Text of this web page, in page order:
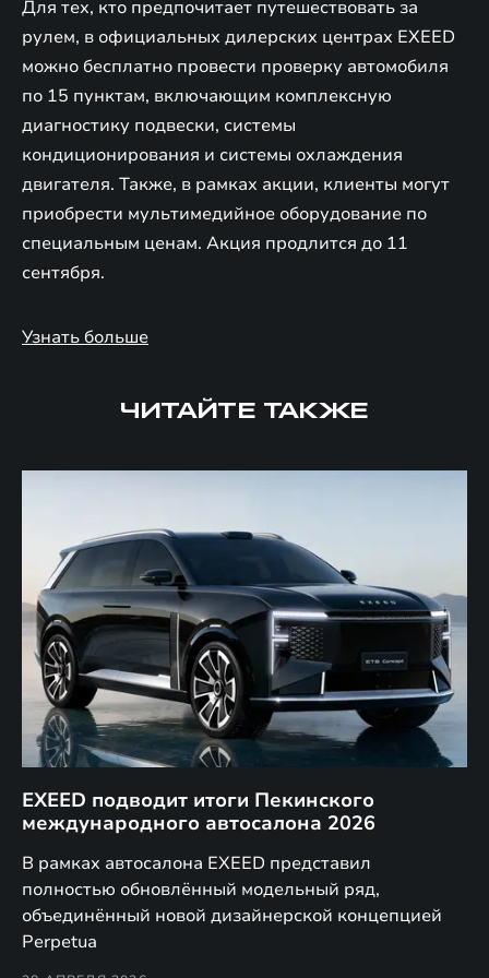
Для тех, кто предпочитает путешествовать за
рулем, в официальных дилерских центрах EXEED
можно бесплатно провести проверку автомобиля
по 15 пунктам, включающим комплексную
диагностику подвески, системы
кондиционирования и системы охлаждения
двигателя. Также, в рамках акции, клиенты могут
приобрести мультимедийное оборудование по
специальным ценам. Акция продлится до 11
сентября.
Узнать больше
ЧИТАЙТЕ ТАКЖЕ
EXEED подводит итоги Пекинского
международного автосалона 2026
В рамках автосалона EXEED представил
полностью обновлённый модельный ряд,
объединённый новой дизайнерской концепцией
Perpetua